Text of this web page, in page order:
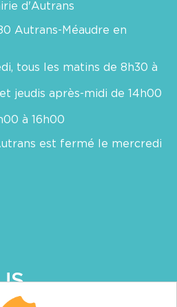
d'Autrans
Autrans-Méaudre en
tous les matins de 8h30 à
jeudis après-midi de 14h00
à 16h00
est fermé le mercredi